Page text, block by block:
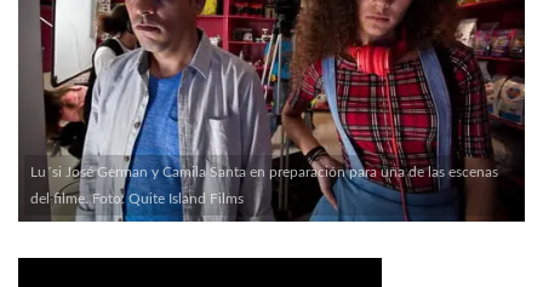
Lu´si José German y Camila Santa en preparación para una de las escenas
del filme. Foto: Quite Island Films